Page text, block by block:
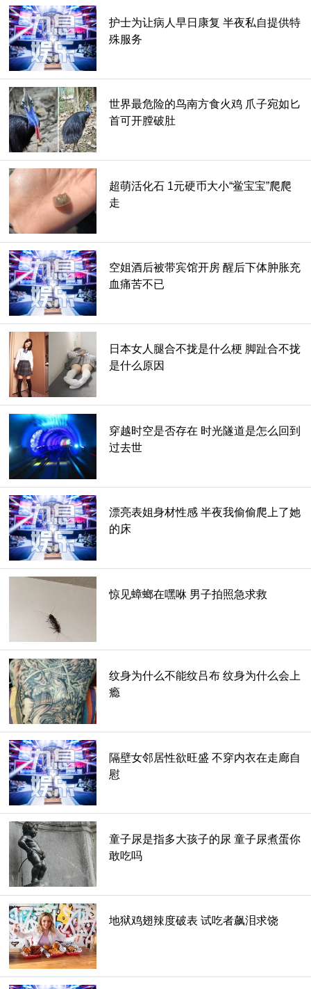
护士为让病人早日康复 半夜私自提供特
殊服务
世界最危险的鸟南方食火鸡 爪子宛如匕
首可开膛破肚
超萌活化石 1元硬币大小“鲎宝宝”爬爬
走
空姐酒后被带宾馆开房 醒后下体肿胀充
血痛苦不已
日本女人腿合不拢是什么梗 脚趾合不拢
是什么原因
穿越时空是否存在 时光隧道是怎么回到
过去世
漂亮表姐身材性感 半夜我偷偷爬上了她
的床
惊见蟑螂在嘿咻 男子拍照急求救
纹身为什么不能纹吕布 纹身为什么会上
瘾
隔壁女邻居性欲旺盛 不穿内衣在走廊自
慰
童子尿是指多大孩子的尿 童子尿煮蛋你
敢吃吗
地狱鸡翅辣度破表 试吃者飙泪求饶